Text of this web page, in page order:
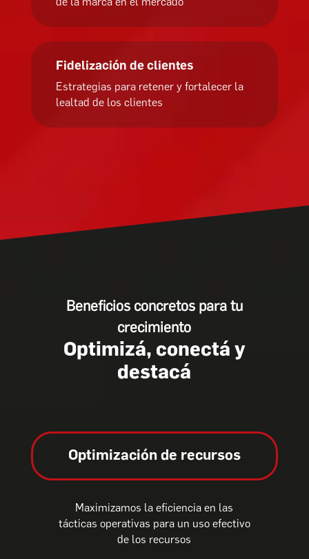
Fidelización de clientes
Estrategias para retener y fortalecer la
lealtad de los clientes
Beneficios concretos para tu
crecimiento
Optimizá, conectá y
destacá
Optimización de recursos
Maximizamos la eficiencia en las
tácticas operativas para un uso efectivo
de los recursos